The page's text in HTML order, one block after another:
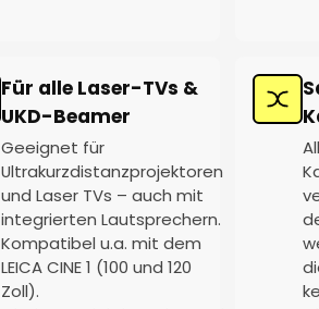
Für alle Laser-TVs &
UKD-Beamer
Geeignet für
Ultrakurzdistanzprojektoren
und Laser TVs – auch mit
integrierten Lautsprechern.
Kompatibel u.a. mit dem
LEICA CINE 1 (100 und 120
Zoll).